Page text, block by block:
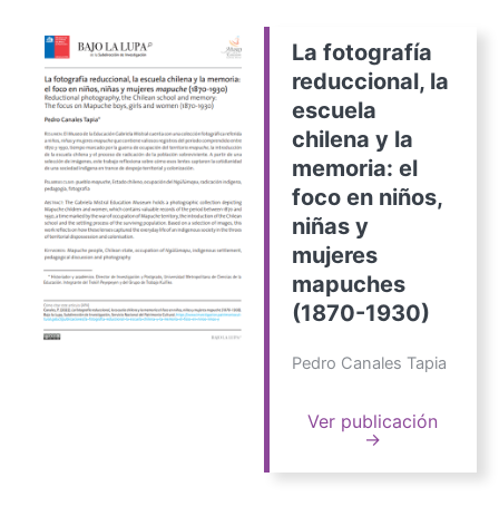
La fotografía
reduccional, la
escuela
chilena y la
memoria: el
foco en niños,
niñas y
mujeres
mapuches
(1870-1930)
Pedro Canales Tapia
Ver publicación
→